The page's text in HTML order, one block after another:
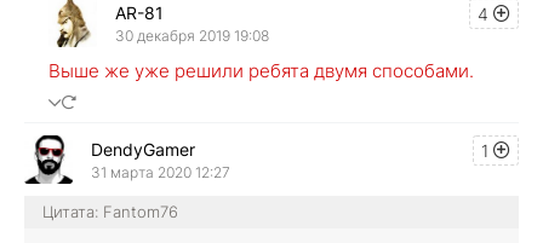
4
AR-81
30 декабря 2019 19:08
Выше же уже решили ребята двумя способами.
1
DendyGamer
31 марта 2020 12:27
Цитата: Fantom76